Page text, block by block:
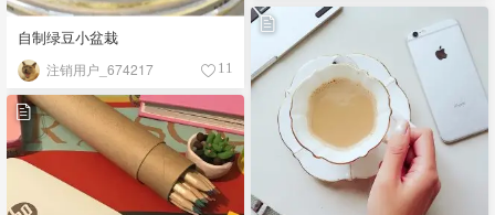
自制绿豆小盆栽
注销用户_674217 11